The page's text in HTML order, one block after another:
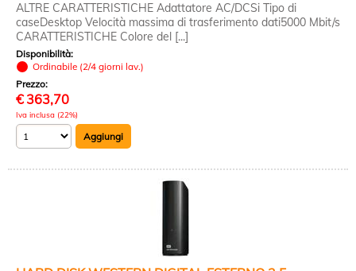
ALTRE CARATTERISTICHE Adattatore AC/DCSi Tipo di
caseDesktop Velocità massima di trasferimento dati5000 Mbit/s
CARATTERISTICHE Colore del [...]
Disponibilità:
Ordinabile (2/4 giorni lav.)
Prezzo:
€ 363,70
Iva inclusa (22%)